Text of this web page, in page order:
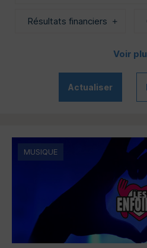
Résultats financiers
Voir
Actualiser
MUSIQUE